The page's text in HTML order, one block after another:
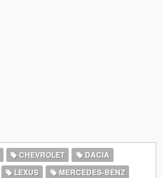
CHEVROLET
DACIA
LEXUS
MERCEDES-BENZ